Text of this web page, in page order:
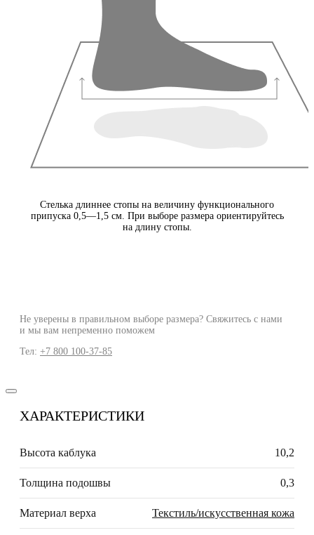
Стелька длиннее стопы на величину функционального
припуска 0,5—1,5 см. При выборе размера ориентируйтесь
на длину стопы.
Не уверены в правильном выборе размера? Свяжитесь с нами
и мы вам непременно поможем
Тел: +7 800 100-37-85
ХАРАКТЕРИСТИКИ
Высота каблука 10,2
Толщина подошвы 0,3
Материал верха Текстиль/искусственная кожа